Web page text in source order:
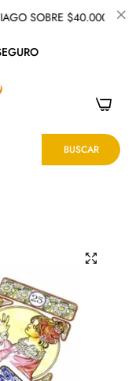
SOBRE $40.000
BUSCAR